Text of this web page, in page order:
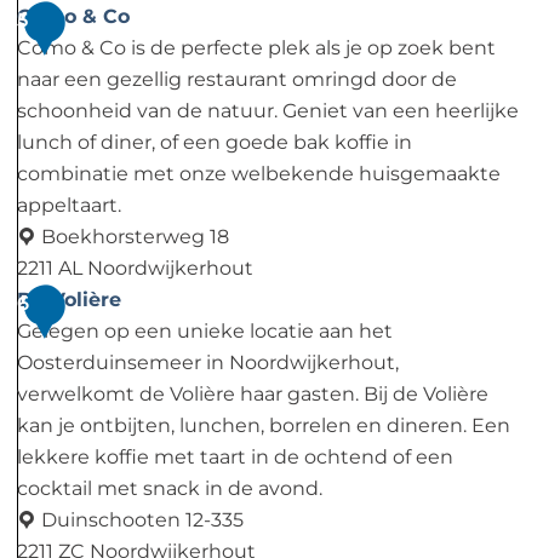
a
m
o
e
k
e
n
b
o
e
r
d
e
r
i
j
L
a
n
g
O
o
s
t
e
r
d
u
i
n
s
e
m
e
e
r
5
Como & Co
Como & Co is de perfecte plek als je op zoek bent
naar een gezellig restaurant omringd door de
schoonheid van de natuur. Geniet van een heerlijke
lunch of diner, of een goede bak koffie in
combinatie met onze welbekende huisgemaakte
appeltaart.
Boekhorsterweg 18
2211 AL Noordwijkerhout
C
o
m
o
&
C
o
6
De Volière
Gelegen op een unieke locatie aan het
Oosterduinsemeer in Noordwijkerhout,
verwelkomt de Volière haar gasten. Bij de Volière
kan je ontbijten, lunchen, borrelen en dineren. Een
lekkere koffie met taart in de ochtend of een
cocktail met snack in de avond.
Duinschooten 12-335
2211 ZC Noordwijkerhout